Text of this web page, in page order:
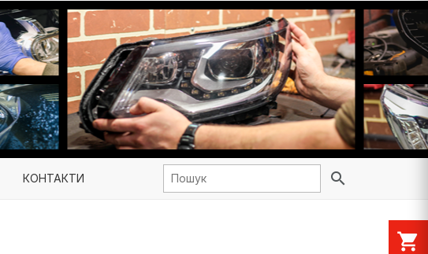
КОНТАКТИ search
shopping_cart